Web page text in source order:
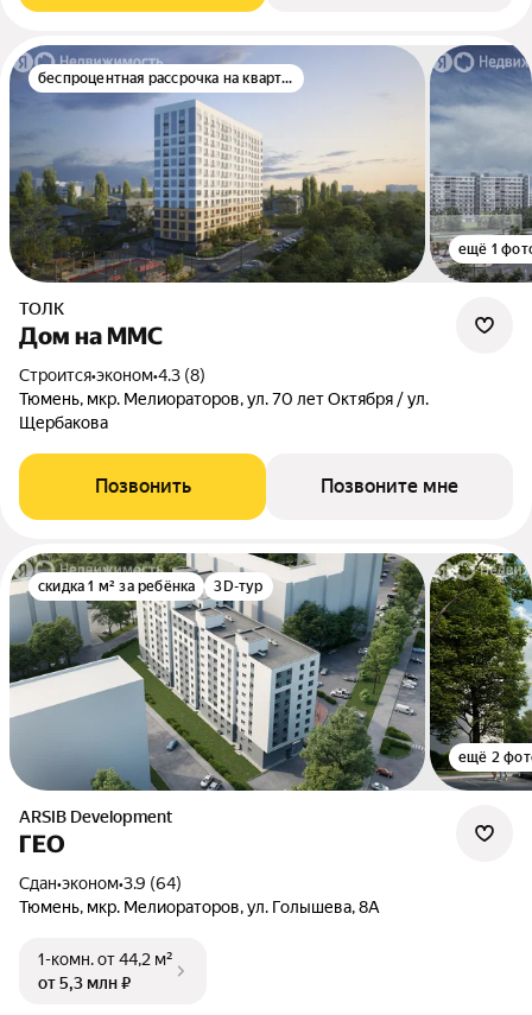
беспроцентная рассрочка на квартиру
ещё 1
ТОЛК
Дом на ММС
Строится•эконом•4.3 (8)
Тюмень, мкр. Мелиораторов, ул. 70 лет Октября / ул.
Щербакова
Позвонить Позвоните мне
скидка 1 м² за ребёнка 3D-тур
ещё 2
ARSIB Development
ГЕО
Сдан•эконом•3.9 (64)
Тюмень, мкр. Мелиораторов, ул. Голышева, 8А
1-комн.от 44,2 м²
от 5,3 млн ₽